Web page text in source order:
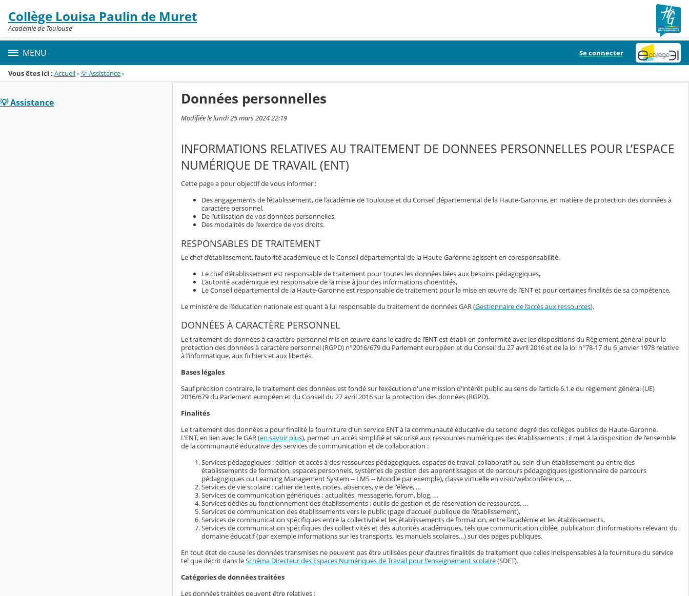
Menu de la rubrique
Contenu
Collège Louisa Paulin de Muret
Académie de Toulouse
MENU Se connecter
Vous êtes ici : Accueil›💡 Assistance›
💡 Assistance Données personnelles
Modifiée le lundi 25 mars 2024 22:19
INFORMATIONS RELATIVES AU TRAITEMENT DE DONNEES PERSONNELLES POUR L’ESPACE
NUMÉRIQUE DE TRAVAIL (ENT)
Cette page a pour objectif de vous informer :
Des engagements de l’établissement, de l’académie de Toulouse et du Conseil départemental de la Haute-Garonne, en matière de protection des données à
caractère personnel,
De l’utilisation de vos données personnelles,
Des modalités de l’exercice de vos droits.
RESPONSABLES DE TRAITEMENT
Le chef d’établissement, l’autorité académique et le Conseil départemental de la Haute-Garonne agissent en coresponsabilité.
Le chef d’établissement est responsable de traitement pour toutes les données liées aux besoins pédagogiques,
L’autorité académique est responsable de la mise à jour des informations d’identités,
Le Conseil départemental de la Haute-Garonne est responsable de traitement pour la mise en œuvre de l’ENT et pour certaines finalités de sa compétence,
Le ministère de l’éducation nationale est quant à lui responsable du traitement de données GAR (Gestionnaire de l’accès aux ressources).
DONNÉES À CARACTÈRE PERSONNEL
Le traitement de données à caractère personnel mis en œuvre dans le cadre de l’ENT est établi en conformité avec les dispositions du Règlement général pour la
protection des données à caractère personnel (RGPD) n°2016/679 du Parlement européen et du Conseil du 27 avril 2016 et de la loi n°78-17 du 6 janvier 1978 relative
à l’informatique, aux fichiers et aux libertés.
Bases légales
Sauf précision contraire, le traitement des données est fondé sur l’exécution d'une mission d'intérêt public au sens de l’article 6.1.e du règlement général (UE)
2016/679 du Parlement européen et du Conseil du 27 avril 2016 sur la protection des données (RGPD).
Finalités
Le traitement des données a pour finalité la fourniture d'un service ENT à la communauté éducative du second degré des collèges publics de Haute-Garonne.
L’ENT, en lien avec le GAR (en savoir plus), permet un accès simplifié et sécurisé aux ressources numériques des établissements : il met à la disposition de l'ensemble
de la communauté éducative des services de communication et de collaboration :
Services pédagogiques : édition et accès à des ressources pédagogiques, espaces de travail collaboratif au sein d'un établissement ou entre des
établissements de formation, espaces personnels, systèmes de gestion des apprentissages et de parcours pédagogiques (gestionnaire de parcours
pédagogiques ou Learning Management System -- LMS -- Moodle par exemple), classe virtuelle en visio/webconférence, …
Services de vie scolaire : cahier de texte, notes, absences, vie de l'élève, …
Services de communication génériques : actualités, messagerie, forum, blog, …
Services dédiés au fonctionnement des établissements : outils de gestion et de réservation de ressources, …
Services de communication des établissements vers le public (page d'accueil publique de l'établissement),
Services de communication spécifiques entre la collectivité et les établissements de formation, entre l’académie et les établissements,
Services de communication spécifiques des collectivités et des autorités académiques, tels que communication ciblée, publication d'informations relevant du
domaine éducatif (par exemple informations sur les transports, les manuels scolaires…) sur des pages publiques.
En tout état de cause les données transmises ne peuvent pas être utilisées pour d’autres finalités de traitement que celles indispensables à la fourniture du service
tel que décrit dans leSchéma Directeur des Espaces Numériques de Travail pour l'enseignement scolaire(SDET).
Catégories de données traitées
Les données traitées peuvent être relatives :